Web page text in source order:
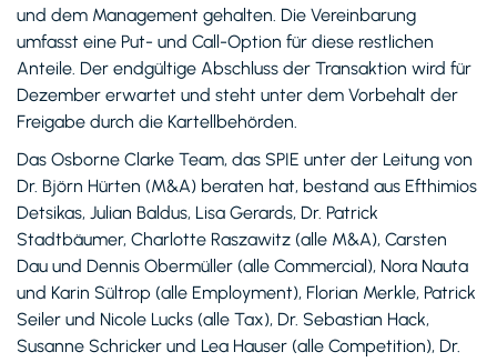
und dem Management gehalten. Die Vereinbarung
umfasst eine Put- und Call-Option für diese restlichen
Anteile. Der endgültige Abschluss der Transaktion wird für
Dezember erwartet und steht unter dem Vorbehalt der
Freigabe durch die Kartellbehörden.
Das Osborne Clarke Team, das SPIE unter der Leitung von
Dr. Björn Hürten (M&A) beraten hat, bestand aus Efthimios
Detsikas, Julian Baldus, Lisa Gerards, Dr. Patrick
Stadtbäumer, Charlotte Raszawitz (alle M&A), Carsten
Dau und Dennis Obermüller (alle Commercial), Nora Nauta
und Karin Sültrop (alle Employment), Florian Merkle, Patrick
Seiler und Nicole Lucks (alle Tax), Dr. Sebastian Hack,
Susanne Schricker und Lea Hauser (alle Competition), Dr.